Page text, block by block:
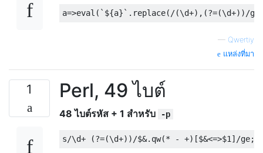
— Qwertiy
แหล่งที่มา
1 Perl, 49 ไบต์
48 ไบต์รหัส + 1 สำหรับ -p
s/\d+ (?=(\d+))/$&. qw(* - +)[$&<=>$1 ]/ge;